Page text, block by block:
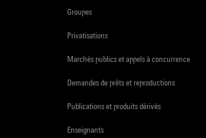
Groupes
Privatisations
Marchés publics et appels à concurrence
Demandes de prêts et reproductions
Publications et produits dérivés
Enseignants